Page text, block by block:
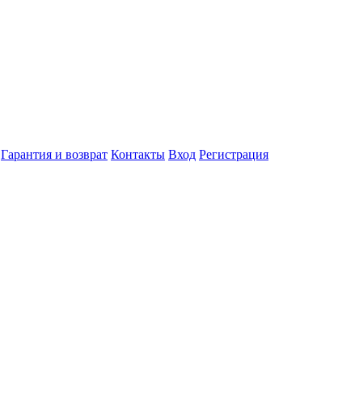
Гарантия и возврат Контакты Вход Регистрация